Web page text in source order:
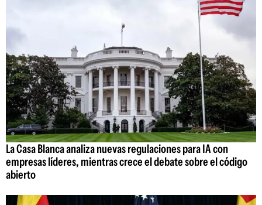
La Casa Blanca analiza nuevas regulaciones para IA con
empresas líderes, mientras crece el debate sobre el código
abierto